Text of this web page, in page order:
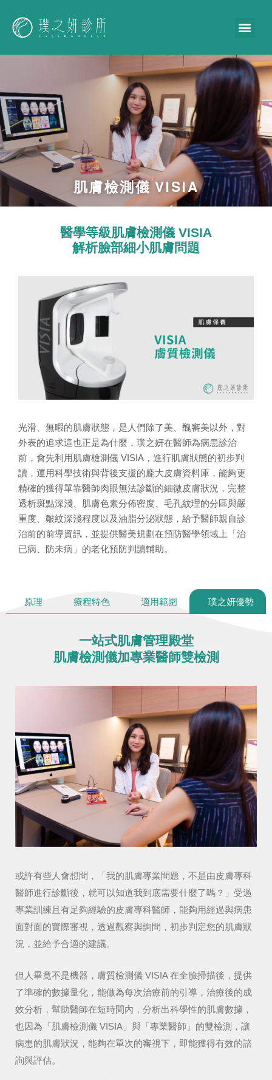
肌膚檢測儀 VISIA
醫學等級肌膚檢測儀 VISIA
解析臉部細小肌膚問題
光滑、無暇的肌膚狀態，是人們除了美、醜審美以外，對
外表的追求這也正是為什麼，璞之妍在醫師為病患診治
前，會先利用肌膚檢測儀 VISIA，進行肌膚狀態的初步判
讀，運用科學技術與背後支援的龐大皮膚資料庫，能夠更
精確的獲得單靠醫師肉眼無法診斷的細微皮膚狀況，完整
透析斑點深淺、肌膚色素分佈密度、毛孔紋理的分區與嚴
重度、皺紋深淺程度以及油脂分泌狀態，給予醫師親自診
治前的前導資訊，並提供醫美規劃在預防醫學領域上「治
已病、防未病」的老化預防判讀輔助。
原理 療程特色 適用範圍 璞之妍優勢
一站式肌膚管理殿堂
肌膚檢測儀加專業醫師雙檢測
或許有些人會想問，「我的肌膚專業問題，不是由皮膚專科
醫師進行診斷後，就可以知道我到底需要什麼了嗎？」受過
專業訓練且有足夠經驗的皮膚專科醫師，能夠用經過與病患
面對面的實際審視，透過觀察與詢問，初步判定您的肌膚狀
況，並給予合適的建議。
但人畢竟不是機器，膚質檢測儀 VISIA 在全臉掃描後，提供
了準確的數據量化，能做為每次治療前的引導，治療後的成
效分析，幫助醫師在短時間內，分析出科學性的肌膚數據，
也因為「肌膚檢測儀 VISIA」與「專業醫師」的雙檢測，讓
病患的肌膚狀況，能夠在單次的審視下，即能獲得有效的諮
詢與評估。